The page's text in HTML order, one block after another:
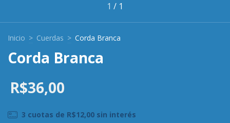
1 / 1
Inicio > Cuerdas > Corda Branca
Corda Branca
R$36,00
3 cuotas de R$12,00 sin interés